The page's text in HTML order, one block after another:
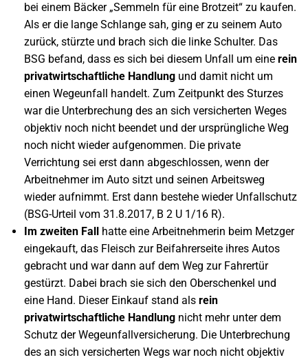
bei einem Bäcker „Semmeln für eine Brotzeit“ zu kaufen.
Als er die lange Schlange sah, ging er zu seinem Auto
zurück, stürzte und brach sich die linke Schulter. Das
BSG befand, dass es sich bei diesem Unfall um eine rein
privatwirtschaftliche Handlung und damit nicht um
einen Wegeunfall handelt. Zum Zeitpunkt des Sturzes
war die Unterbrechung des an sich versicherten Weges
objektiv noch nicht beendet und der ursprüngliche Weg
noch nicht wieder aufgenommen. Die private
Verrichtung sei erst dann abgeschlossen, wenn der
Arbeitnehmer im Auto sitzt und seinen Arbeitsweg
wieder aufnimmt. Erst dann bestehe wieder Unfallschutz
(BSG-Urteil vom 31.8.2017, B 2 U 1/16 R).
Im zweiten Fall hatte eine Arbeitnehmerin beim Metzger
eingekauft, das Fleisch zur Beifahrerseite ihres Autos
gebracht und war dann auf dem Weg zur Fahrertür
gestürzt. Dabei brach sie sich den Oberschenkel und
eine Hand. Dieser Einkauf stand als rein
privatwirtschaftliche Handlung nicht mehr unter dem
Schutz der Wegeunfallversicherung. Die Unterbrechung
des an sich versicherten Wegs war noch nicht objektiv